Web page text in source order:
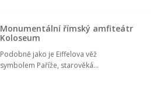
Monumentální římský amfiteátr
Koloseum
Podobně jako je Eiffelova věž
symbolem Paříže, starověká...